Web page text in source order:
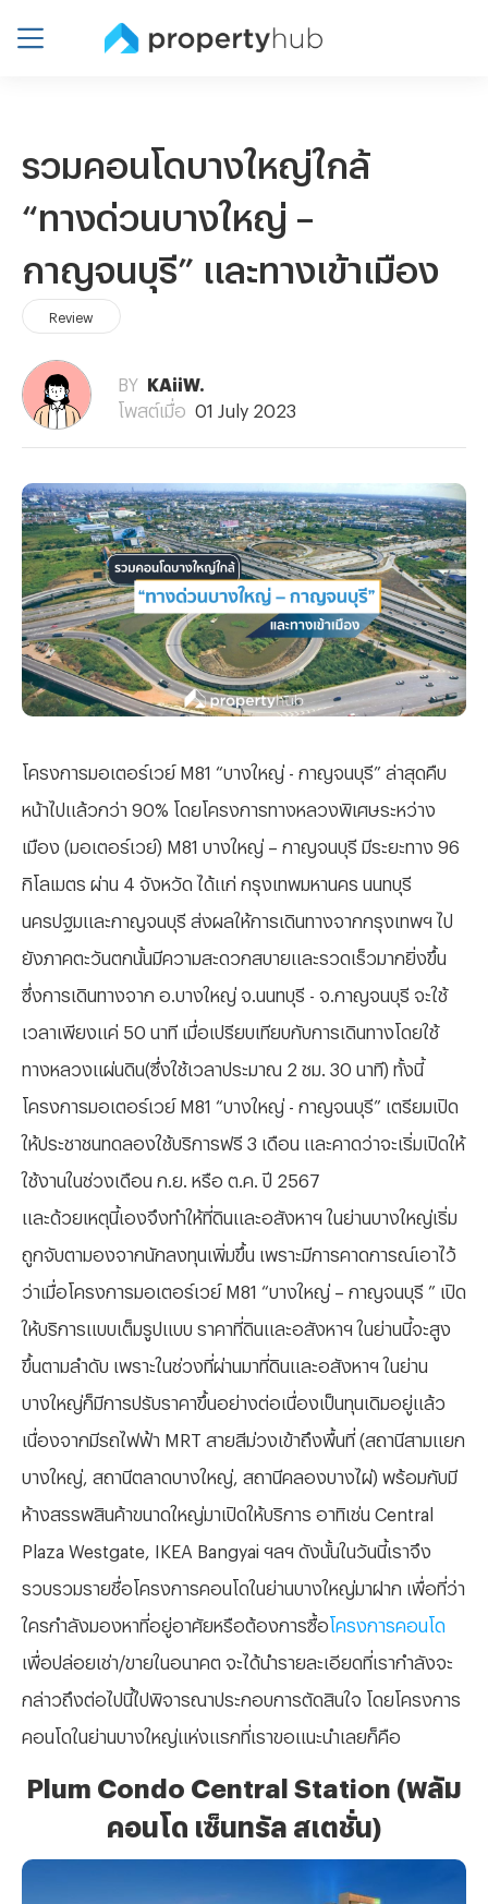
รวมคอนโดบางใหญ่ใกล้
“ทางด่วนบางใหญ่ –
กาญจนบุรี” และทางเข้าเมือง
Review
BY
KAiiW.
โพสต์เมื่อ
01 July 2023
โครงการมอเตอร์เวย์ M81 “บางใหญ่ - กาญจนบุรี” ล่าสุดคืบ
หน้าไปแล้วกว่า 90% โดยโครงการทางหลวงพิเศษระหว่าง
เมือง (มอเตอร์เวย์) M81 บางใหญ่ – กาญจนบุรี มีระยะทาง 96
กิโลเมตร ผ่าน 4 จังหวัด ได้แก่ กรุงเทพมหานคร นนทบุรี
นครปฐมและกาญจนบุรี ส่งผลให้การเดินทางจากกรุงเทพฯ ไป
ยังภาคตะวันตกนั้นมีความสะดวกสบายและรวดเร็วมากยิ่งขึ้น
ซึ่งการเดินทางจาก อ.บางใหญ่ จ.นนทบุรี - จ.กาญจนบุรี จะใช้
เวลาเพียงแค่ 50 นาที เมื่อเปรียบเทียบกับการเดินทางโดยใช้
ทางหลวงแผ่นดิน(ซึ่งใช้เวลาประมาณ 2 ชม. 30 นาที) ทั้งนี้
โครงการมอเตอร์เวย์ M81 “บางใหญ่ - กาญจนบุรี” เตรียมเปิด
ให้ประชาชนทดลองใช้บริการฟรี 3 เดือน และคาดว่าจะเริ่มเปิดให้
ใช้งานในช่วงเดือน ก.ย. หรือ ต.ค. ปี 2567
และด้วยเหตุนี้เองจึงทำให้ที่ดินและอสังหาฯ ในย่านบางใหญ่เริ่ม
ถูกจับตามองจากนักลงทุนเพิ่มขึ้น เพราะมีการคาดการณ์เอาไว้
ว่าเมื่อโครงการมอเตอร์เวย์ M81 “บางใหญ่ – กาญจนบุรี ” เปิด
ให้บริการแบบเต็มรูปแบบ ราคาที่ดินและอสังหาฯ ในย่านนี้จะสูง
ขึ้นตามลำดับ เพราะในช่วงที่ผ่านมาที่ดินและอสังหาฯ ในย่าน
บางใหญ่ก็มีการปรับราคาขึ้นอย่างต่อเนื่องเป็นทุนเดิมอยู่แล้ว
เนื่องจากมีรถไฟฟ้า MRT สายสีม่วงเข้าถึงพื้นที่ (สถานีสามแยก
บางใหญ่, สถานีตลาดบางใหญ่, สถานีคลองบางไผ่) พร้อมกับมี
ห้างสรรพสินค้าขนาดใหญ่มาเปิดให้บริการ อาทิเช่น Central
Plaza Westgate, IKEA Bangyai ฯลฯ ดังนั้นในวันนี้เราจึง
รวบรวมรายชื่อโครงการคอนโดในย่านบางใหญ่มาฝาก เพื่อที่ว่า
ใครกำลังมองหาที่อยู่อาศัยหรือต้องการซื้อโครงการคอนโด
เพื่อปล่อยเช่า/ขายในอนาคต จะได้นำรายละเอียดที่เรากำลังจะ
กล่าวถึงต่อไปนี้ไปพิจารณาประกอบการตัดสินใจ โดยโครงการ
คอนโดในย่านบางใหญ่แห่งแรกที่เราขอแนะนำเลยก็คือ
Plum Condo Central Station (พลัม
คอนโด เซ็นทรัล สเตชั่น)